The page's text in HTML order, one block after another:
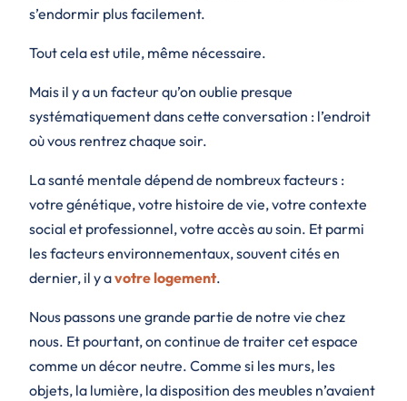
s’endormir plus facilement.
Tout cela est utile, même nécessaire.
Mais il y a un facteur qu’on oublie presque
systématiquement dans cette conversation : l’endroit
où vous rentrez chaque soir.
La santé mentale dépend de nombreux facteurs :
votre génétique, votre histoire de vie, votre contexte
social et professionnel, votre accès au soin. Et parmi
les facteurs environnementaux, souvent cités en
dernier, il y avotre logement.
Nous passons une grande partie de notre vie chez
nous. Et pourtant, on continue de traiter cet espace
comme un décor neutre. Comme si les murs, les
objets, la lumière, la disposition des meubles n’avaient